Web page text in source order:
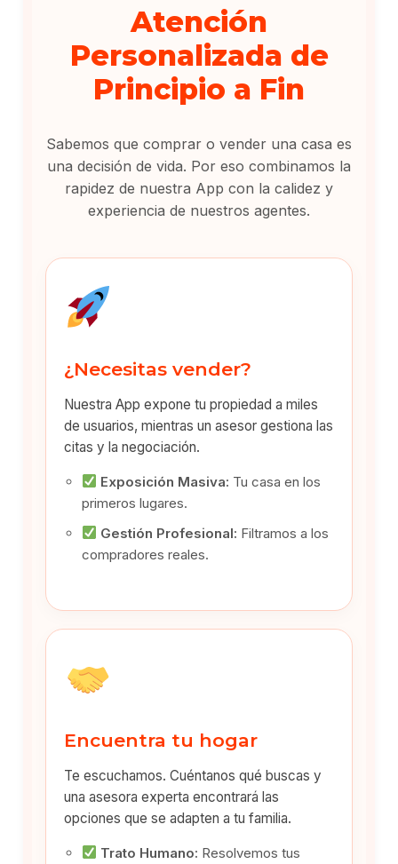
Atención
Personalizada de
Principio a Fin
Sabemos que comprar o vender una casa es
una decisión de vida. Por eso combinamos la
rapidez de nuestra App con la calidez y
experiencia de nuestros agentes.
¿Necesitas vender?
Nuestra App expone tu propiedad a miles
de usuarios, mientras un asesor gestiona las
citas y la negociación.
Exposición Masiva: Tu casa en los
primeros lugares.
Gestión Profesional: Filtramos a los
compradores reales.
Encuentra tu hogar
Te escuchamos. Cuéntanos qué buscas y
una asesora experta encontrará las
opciones que se adapten a tu familia.
Trato Humano: Resolvemos tus